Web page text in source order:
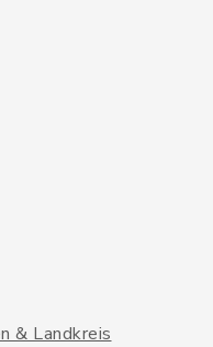
& Landkreis